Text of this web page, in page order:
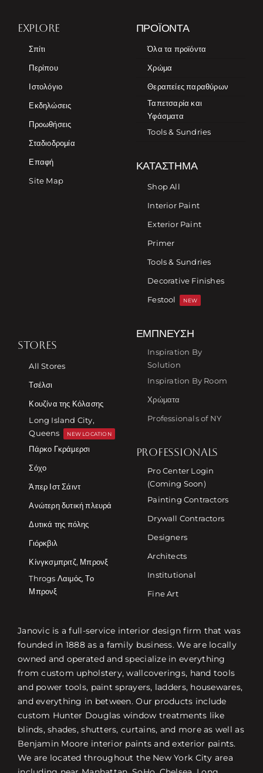
EXPLORE
Σπίτι
Περίπου
Ιστολόγιο
Εκδηλώσεις
Προωθήσεις
Σταδιοδρομία
Επαφή
Site Map
ΠΡΟΪΌΝΤΑ
Όλα τα προϊόντα
Χρώμα
Θεραπείες παραθύρων
Ταπετσαρία και
Υφάσματα
Tools & Sundries
ΚΑΤΆΣΤΗΜΑ
Shop All
Interior Paint
Exterior Paint
Primer
Tools & Sundries
Decorative Finishes
Festool
NEW
STORES
All Stores
Τσέλσι
Κουζίνα της Κόλασης
Long Island City,
Queens
NEW LOCATION
Πάρκο Γκράμερσι
Σόχο
Άπερ Ιστ Σάιντ
Ανώτερη δυτική πλευρά
Δυτικά της πόλης
Γιόρκβιλ
Κίνγκσμπριτζ, Μπρονξ
Throgs Λαιμός, Το
Μπρονξ
ΈΜΠΝΕΥΣΗ
Inspiration By
Solution
Inspiration By Room
Χρώματα
Professionals of NY
PROFESSIONALS
Pro Center Login
(Coming Soon)
Painting Contractors
Drywall Contractors
Designers
Architects
Institutional
Fine Art
Janovic is a full-service interior design firm that was
founded in 1888 as a family business. We are locally
owned and operated and specialize in everything
from custom upholstery, wallcoverings, hand tools
and power tools, paint sprayers, ladders, housewares,
and everything in between. Our products include
custom Hunter Douglas window treatments like
blinds, shades, shutters, curtains, and more as well as
Benjamin Moore interior paints and exterior paints.
We are located throughout the New York City area